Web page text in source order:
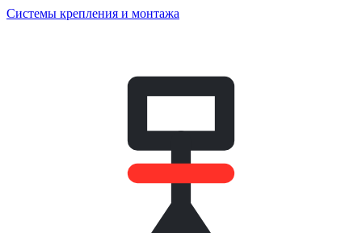
Системы крепления и монтажа